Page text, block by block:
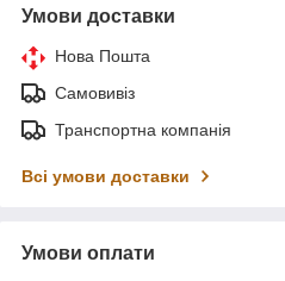
Умови доставки
Нова Пошта
Самовивіз
Транспортна компанія
Всі умови доставки
Умови оплати